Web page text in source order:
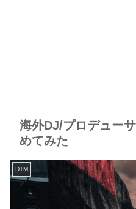
海外DJ/プロデュー
めてみた
DTM